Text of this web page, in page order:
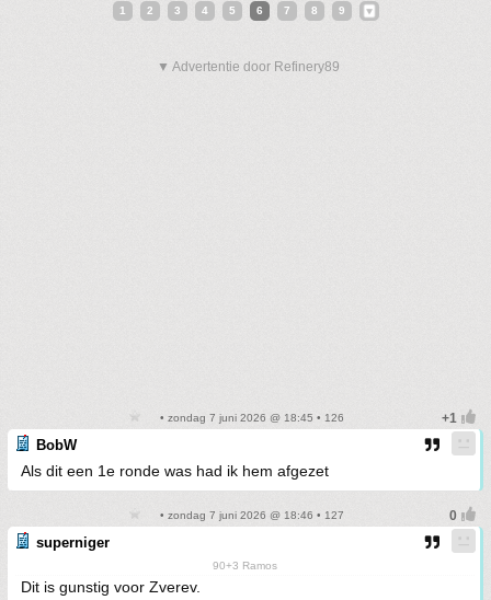
1 2 3 4 5 6 7 8 9
▼ Advertentie door Refinery89
• zondag 7 juni 2026 @ 18:45 • 126
BobW
Als dit een 1e ronde was had ik hem afgezet
• zondag 7 juni 2026 @ 18:46 • 127
superniger
90+3 Ramos
Dit is gunstig voor Zverev.